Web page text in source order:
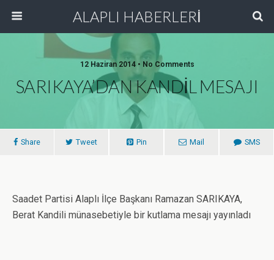
ALAPLI HABERLERİ
12 Haziran 2014 • No Comments
SARIKAYA’DAN KANDİL MESAJI
Share Tweet Pin Mail SMS
Saadet Partisi Alaplı İlçe Başkanı Ramazan SARIKAYA,
Berat Kandili münasebetiyle bir kutlama mesajı yayınladı